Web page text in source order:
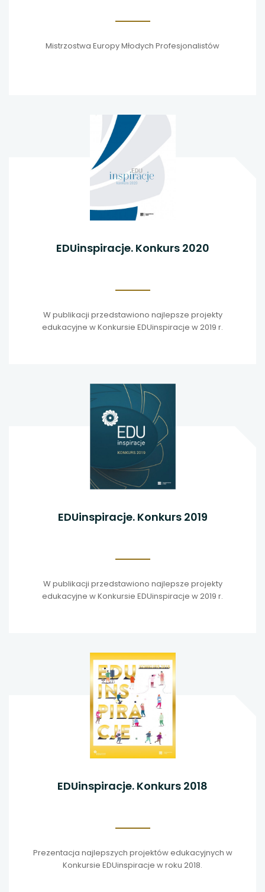
Mistrzostwa Europy Młodych Profesjonalistów
EDUinspiracje. Konkurs 2020
W publikacji przedstawiono najlepsze projekty
edukacyjne w Konkursie EDUinspiracje w 2019 r.
EDUinspiracje. Konkurs 2019
W publikacji przedstawiono najlepsze projekty
edukacyjne w Konkursie EDUinspiracje w 2019 r.
EDUinspiracje. Konkurs 2018
Prezentacja najlepszych projektów edukacyjnych w
Konkursie EDUinspiracje w roku 2018.